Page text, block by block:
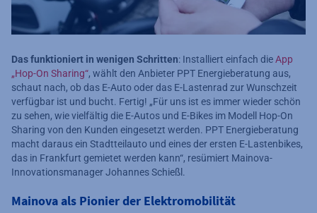
Das funktioniert in wenigen Schritten: Installiert einfach dieApp
„Hop-On Sharing“, wählt den Anbieter PPT Energieberatung aus,
schaut nach, ob das E-Auto oder das E-Lastenrad zur Wunschzeit
verfügbar ist und bucht. Fertig! „Für uns ist es immer wieder schön
zu sehen, wie vielfältig die E-Autos und E-Bikes im Modell Hop-On
Sharing von den Kunden eingesetzt werden. PPT Energieberatung
macht daraus ein Stadtteilauto und eines der ersten E-Lastenbikes,
das in Frankfurt gemietet werden kann“, resümiert Mainova-
Innovationsmanager Johannes Schießl.
Mainova als Pionier der Elektromobilität